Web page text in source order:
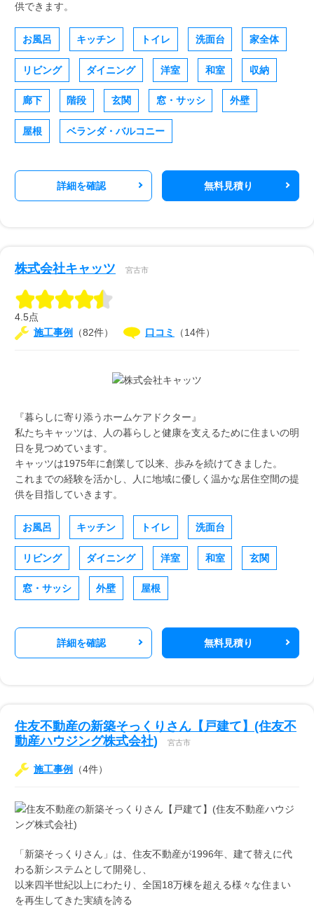
供できます。
お風呂 キッチン トイレ 洗面台 家全体
リビング ダイニング 洋室 和室 収納
廊下 階段 玄関 窓・サッシ 外壁
屋根 ベランダ・バルコニー
詳細を確認 無料見積り
株式会社キャッツ 宮古市
4.5点
施工事例
（82件） 口コミ （14件）
『暮らしに寄り添うホームケアドクター』
私たちキャッツは、人の暮らしと健康を支えるために住まいの明
日を見つめています。
キャッツは1975年に創業して以来、歩みを続けてきました。
これまでの経験を活かし、人に地域に優しく温かな居住空間の提
供を目指していきます。
お風呂 キッチン トイレ 洗面台
リビング ダイニング 洋室 和室 玄関
窓・サッシ 外壁 屋根
詳細を確認 無料見積り
住友不動産の新築そっくりさん【戸建て】(住友不
動産ハウジング株式会社)
宮古市
施工事例 （4件）
「新築そっくりさん」は、住友不動産が1996年、建て替えに代
わる新システムとして開発し、
以来四半世紀以上にわたり、全国18万棟を超える様々な住まい
を再生してきた実績を誇る